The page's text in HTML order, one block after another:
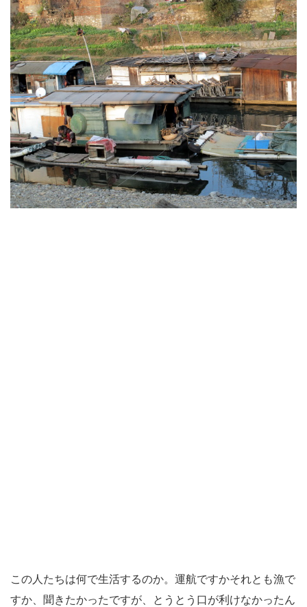
この人たちは何で生活するのか。運航ですかそれとも漁で
すか、聞きたかったですが、とうとう口が利けなかったん